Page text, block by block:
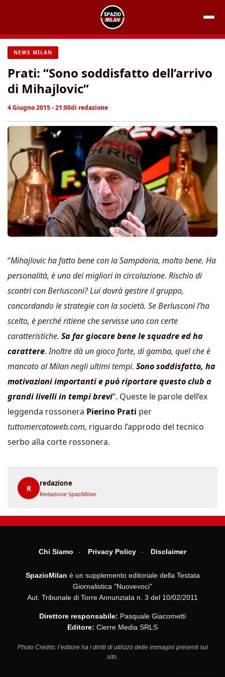
contenuto
NEWS MILAN
Prati: “Sono soddisfatto dell’arrivo
di Mihajlovic”
4 Giugno 2015 - 21:00di redazione
“Mihajlovic ha fatto bene con la Sampdoria, molto bene. Ha
personalità, è uno dei migliori in circolazione. Rischio di
scontri con Berlusconi?Lui dovrà gestire il gruppo,
concordando le strategie con la società. Se Berlusconi l’ha
scelto, è perché ritiene che servisse uno con certe
caratteristiche. Sa far giocare bene le squadre ed ha
carattere. Inoltre dà un gioco forte, di gamba, quel che è
mancato al Milan negli ultimi tempi. Sono soddisfatto, ha
motivazioni importanti e può riportare questo club a
grandi livelli in tempi brevi“. Queste le parole dell’ex
leggenda rossonera Pierino Prati per
tuttomercatoweb.com, riguardo l’approdo del tecnico
serbo alla corte rossonera.
R
redazione
Redazione SpaziMilan
Chi Siamo Privacy Policy Disclaimer
SpazioMilan è un supplemento editoriale della Testata
Giornalistica "Nuovevoci"
Aut. Tribunale di Torre Annunziata n. 3 del 10/02/2011
Direttore responsabile: Pasquale Giacometti
Editore: Cierre Media SRLS
Photo Credits: l’editore ha i diritti di utilizzo delle immagini presenti sul
sito.